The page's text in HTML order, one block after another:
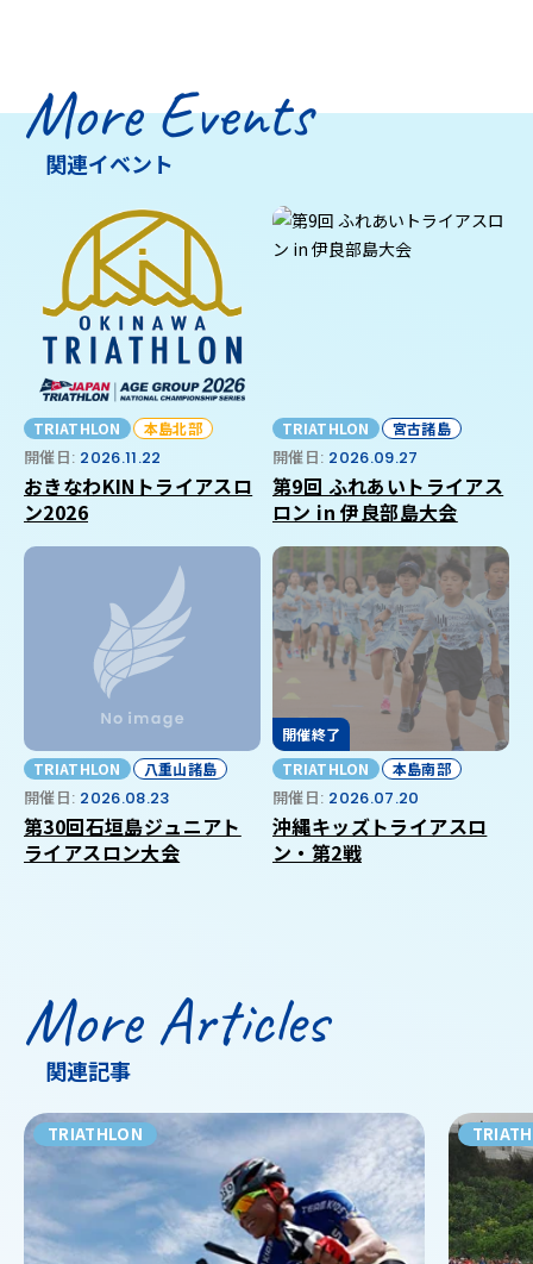
More Events
関連イベント
TRIATHLON 本島北部
開催日: 2026.11.22
おきなわKINトライアスロ
ン2026
TRIATHLON 宮古諸島
開催日: 2026.09.27
第9回 ふれあいトライアス
ロン in 伊良部島大会
TRIATHLON 八重山諸島
開催日: 2026.08.23
第30回石垣島ジュニアト
ライアスロン大会
開催終了
TRIATHLON
本島南部
開催日: 2026.07.20
沖縄キッズトライアスロ
ン・第2戦
More Articles
関連記事
TRIATHLON